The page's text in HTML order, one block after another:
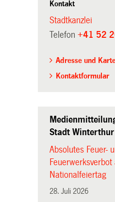
Kontakt
Stadtkanzlei
Telefon +41 52
Adresse und
Kontaktformular
Stadt Winterthur
Absolutes Feuer-
Nationalfeiertag
28. Juli 2026